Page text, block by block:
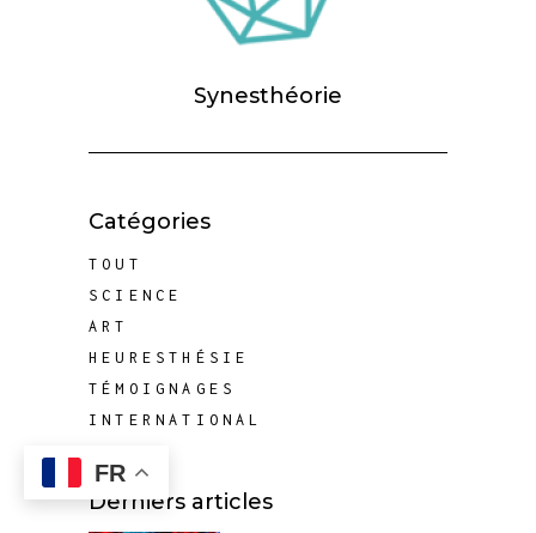
Synesthéorie
Catégories
TOUT
SCIENCE
ART
HEURESTHÉSIE
TÉMOIGNAGES
INTERNATIONAL
Derniers articles
FR